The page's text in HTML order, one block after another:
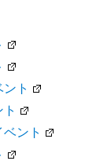
ト
ント